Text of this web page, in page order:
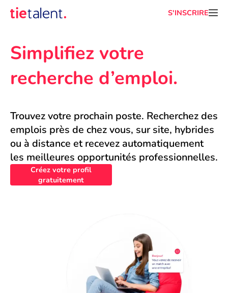
S'INSCRIRE
Simplifiez votre
recherche d’emploi.
Trouvez votre prochain poste. Recherchez des
emplois près de chez vous, sur site, hybrides
ou à distance et recevez automatiquement
les meilleures opportunités professionnelles.
Créez votre profil
gratuitement